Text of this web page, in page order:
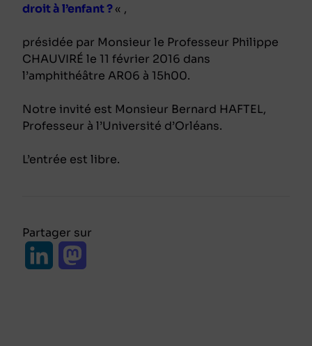
droit à l’enfant ?« ,
présidée par Monsieur le Professeur Philippe
CHAUVIRÉ le 11 février 2016 dans
l’amphithéâtre AR06 à 15h00.
Notre invité est Monsieur Bernard HAFTEL,
Professeur à l’Université d’Orléans.
L’entrée est libre.
Partager sur